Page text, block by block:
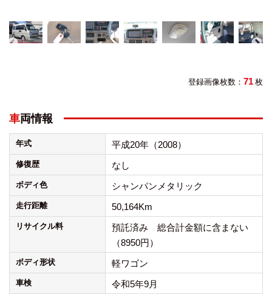
登録画像枚数： 71 枚
車両情報
年式 平成20年（2008）
修復歴 なし
ボディ色 シャンパンメタリック
走行距離 50,164Km
リサイクル料
預託済み 総合計金額に含まない
（8950円）
ボディ形状 軽ワゴン
車検 令和5年9月